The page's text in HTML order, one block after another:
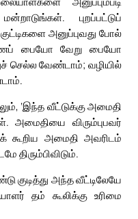
புறப்பட்டுப்
அனுப்புவது போல்
பையோ வேறு பையோ
செல்ல வேண்டாம்; வழியில்
‘இந்த வீட்டுக்கு அமைதி
அமைதியை விரும்புபவர்
கூறிய அமைதி அவரிடம்
திரும்பிவிடும்.
குடித்து அந்த வீட்டிலேயே
தம் கூலிக்கு உரிமை